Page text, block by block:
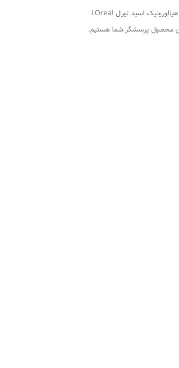
اهمیت مراقبت از پوست به‌عنوان یکی از اصول اساسی بهداشت و زیبایی به‌خصوص در دنیای امروز از اهمیت ویژه‌ای برخوردار است. لذا، معرفی ژل شستشوی هیالورونیک اسید لورال LOreal